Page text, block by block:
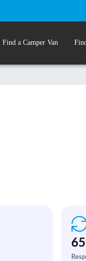
Find a Camper Van
65